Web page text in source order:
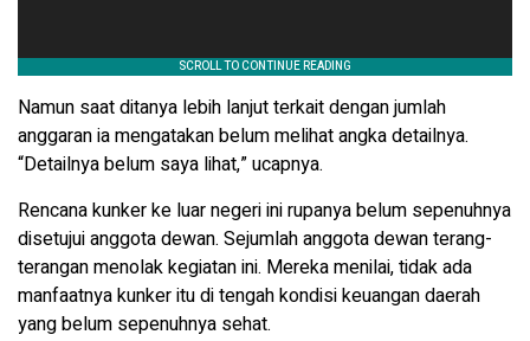
Namun saat ditanya lebih lanjut terkait dengan jumlah
anggaran ia mengatakan belum melihat angka detailnya.
“Detailnya belum saya lihat,” ucapnya.
Rencana kunker ke luar negeri ini rupanya belum sepenuhnya
disetujui anggota dewan. Sejumlah anggota dewan terang-
terangan menolak kegiatan ini. Mereka menilai, tidak ada
manfaatnya kunker itu di tengah kondisi keuangan daerah
yang belum sepenuhnya sehat.